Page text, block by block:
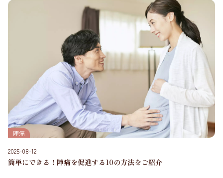
陣痛
2025-08-12
簡単にできる！陣痛を促進する10の方法をご紹介